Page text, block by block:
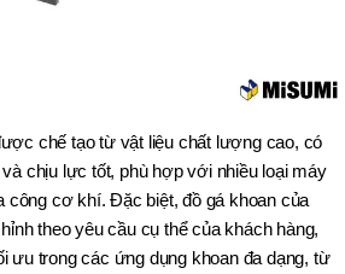
chế tạo từ vật liệu chất lượng cao, có
chịu lực tốt, phù hợp với nhiều loại máy
công cơ khí. Đặc biệt, đồ gá khoan của
theo yêu cầu cụ thể của khách hàng,
ưu trong các ứng dụng khoan đa dạng, từ